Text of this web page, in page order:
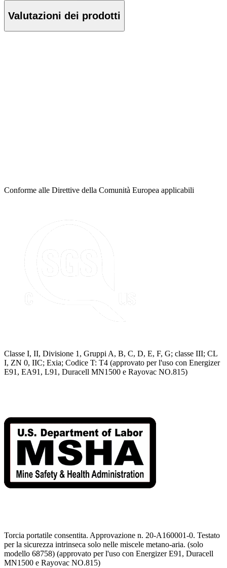
Valutazioni dei prodotti
Conforme alle Direttive della Comunità Europea applicabili
Classe I, II, Divisione 1, Gruppi A, B, C, D, E, F, G; classe III; CL
I, ZN 0, IIC; Exia; Codice T: T4 (approvato per l'uso con Energizer
E91, EA91, L91, Duracell MN1500 e Rayovac NO.815)
Torcia portatile consentita. Approvazione n. 20-A160001-0. Testato
per la sicurezza intrinseca solo nelle miscele metano-aria. (solo
modello 68758) (approvato per l'uso con Energizer E91, Duracell
MN1500 e Rayovac NO.815)